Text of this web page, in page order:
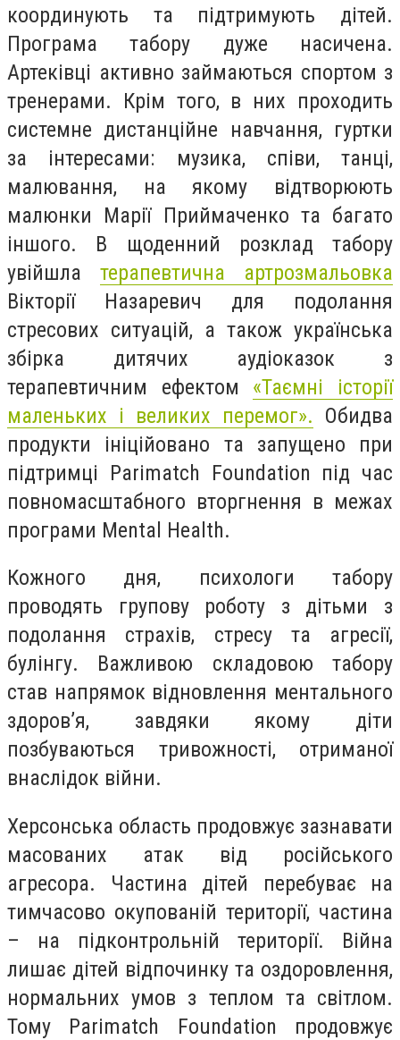
координують та підтримують дітей.
Програма табору дуже насичена.
Артеківці активно займаються спортом з
тренерами. Крім того, в них проходить
системне дистанційне навчання, гуртки
за інтересами: музика, співи, танці,
малювання, на якому відтворюють
малюнки Марії Приймаченко та багато
іншого. В щоденний розклад табору
увійшла терапевтична артрозмальовка
Вікторії Назаревич для подолання
стресових ситуацій, а також українська
збірка дитячих аудіоказок з
терапевтичним ефектом «Таємні історії
маленьких і великих перемог». Обидва
продукти ініційовано та запущено при
підтримці Parimatch Foundation під час
повномасштабного вторгнення в межах
програми Mental Health.
Кожного дня, психологи табору
проводять групову роботу з дітьми з
подолання страхів, стресу та агресії,
булінгу. Важливою складовою табору
став напрямок відновлення ментального
здоровʼя, завдяки якому діти
позбуваються тривожності, отриманої
внаслідок війни.
Херсонська область продовжує зазнавати
масованих атак від російського
агресора. Частина дітей перебуває на
тимчасово окупованій території, частина
– на підконтрольній території. Війна
лишає дітей відпочинку та оздоровлення,
нормальних умов з теплом та світлом.
Тому Parimatch Foundation продовжує